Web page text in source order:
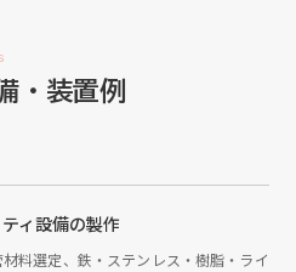
・装置例
ィ設備の製作
料選定、鉄・ステンレス・樹脂・ライ